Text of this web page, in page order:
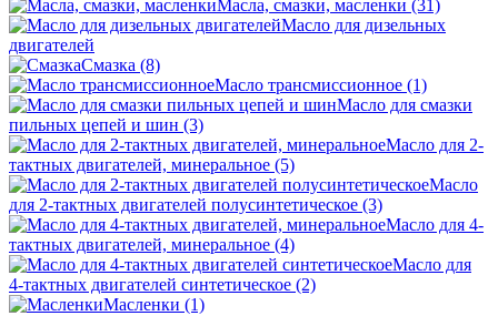
Масла, смазки, масленки (31)
Масло для дизельных
двигателей
Смазка (8)
Масло трансмиссионное (1)
Масло для смазки
пильных цепей и шин (3)
Масло для 2-
тактных двигателей, минеральное (5)
Масло
для 2-тактных двигателей полусинтетическое (3)
Масло для 4-
тактных двигателей, минеральное (4)
Масло для
4-тактных двигателей синтетическое (2)
Масленки (1)